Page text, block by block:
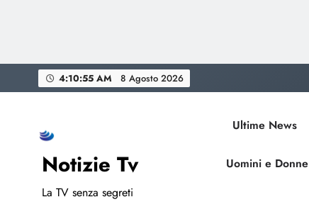
to
4:10:56 AM 8 Agosto 2026
Notizie Tv
La TV senza segreti
Ultime News
Uomini e Donne